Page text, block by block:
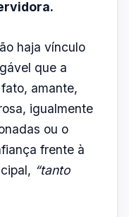
da última
à Justiça a
de direitos
de
ainda
da